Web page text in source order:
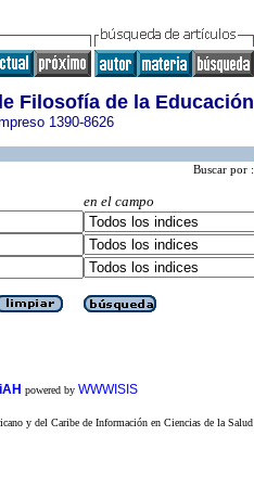
Filosofía de la Educación
1390-8626
Buscar por :
en el campo
iAH powered by WWWISIS
y del Caribe de Información en Ciencias de la Salud